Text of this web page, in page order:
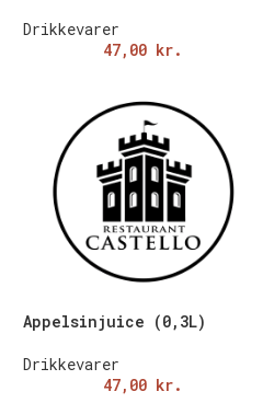
Drikkevarer
47,00 kr.
Appelsinjuice (0,3L)
Drikkevarer
47,00 kr.